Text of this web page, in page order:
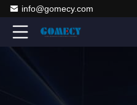
info@gomecy.com